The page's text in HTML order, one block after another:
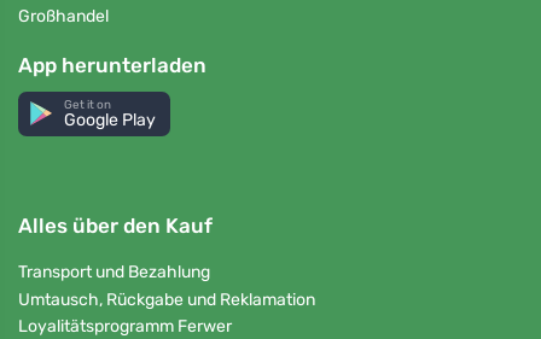
Großhandel
App herunterladen
Get it on
Google Play
Alles über den Kauf
Transport und Bezahlung
Umtausch, Rückgabe und Reklamation
Loyalitätsprogramm Ferwer